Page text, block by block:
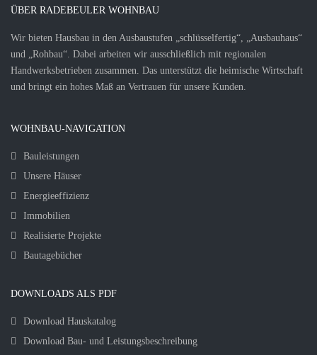
ÜBER RADEBEULER WOHNBAU
Wir bieten Hausbau in den Ausbaustufen „schlüsselfertig“, „Ausbauhaus“
und „Rohbau“. Dabei arbeiten wir ausschließlich mit regionalen
Handwerksbetrieben zusammen. Das unterstützt die heimische Wirtschaft
und bringt ein hohes Maß an Vertrauen für unsere Kunden.
WOHNBAU-NAVIGATION
Bauleistungen
Unsere Häuser
Energieeffizienz
Immobilien
Realisierte Projekte
Bautagebücher
DOWNLOADS ALS PDF
Download Hauskatalog
Download Bau- und Leistungsbeschreibung